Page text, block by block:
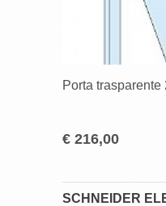
Porta
€ 216,00
SCHNEIDER